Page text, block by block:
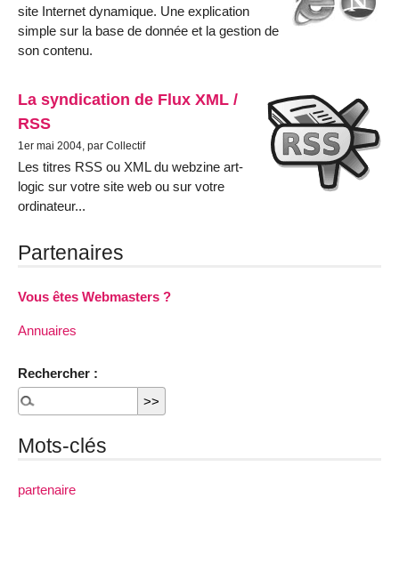
site Internet dynamique. Une explication
simple sur la base de donnée et la gestion de
son contenu.
La syndication de Flux XML /
RSS
1er mai 2004, par Collectif
Les titres RSS ou XML du webzine art-
logic sur votre site web ou sur votre
ordinateur...
Partenaires
Vous êtes Webmasters ?
Annuaires
Rechercher :
Mots-clés
partenaire